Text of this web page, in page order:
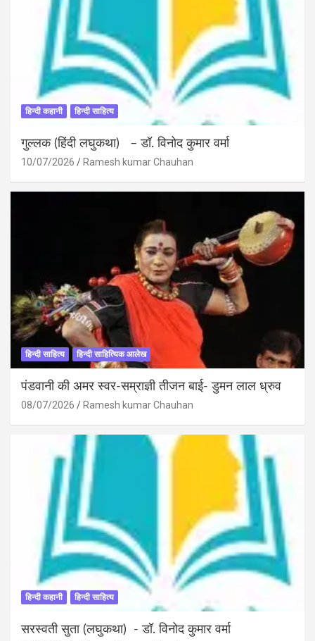
हिन्दी कहानी हिन्दी साहित्य
गुल्लक (हिंदी लघुकथा) – डॉ. विनोद कुमार वर्मा
10/07/2026 Ramesh kumar Chauhan
हिन्दी साहित्य हिन्दी साहित्यिक आलेख
पंडवानी की अमर स्वर-सम्राज्ञी तीजन बाई- डुमन लाल ध्रुव
08/07/2026 Ramesh kumar Chauhan
हिन्दी कहानी हिन्दी साहित्य
सरस्वती सुता (लघुकथा) ​- डॉ. विनोद कुमार वर्मा